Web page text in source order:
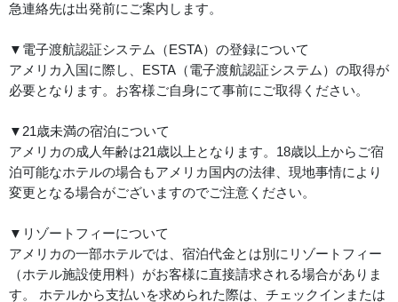
急連絡先は出発前にご案内します。
▼電子渡航認証システム（ESTA）の登録について
アメリカ入国に際し、ESTA（電子渡航認証システム）の取得が
必要となります。お客様ご自身にて事前にご取得ください。
▼21歳未満の宿泊について
アメリカの成人年齢は21歳以上となります。18歳以上からご宿
泊可能なホテルの場合もアメリカ国内の法律、現地事情により
変更となる場合がございますのでご注意ください。
▼リゾートフィーについて
アメリカの一部ホテルでは、宿泊代金とは別にリゾートフィー
（ホテル施設使用料）がお客様に直接請求される場合がありま
す。 ホテルから支払いを求められた際は、チェックインまたは